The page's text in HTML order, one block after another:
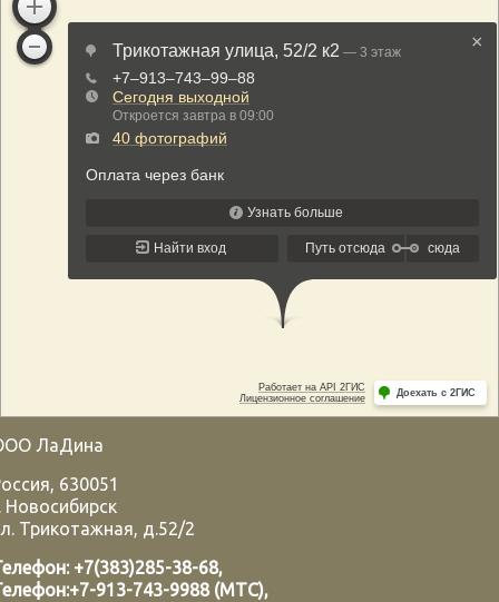
ЛаДина
, 630051
Новосибирск
Трикотажная, д.52/2
+7(383)285-38-68,
+7-913-743-9988 (МТС),